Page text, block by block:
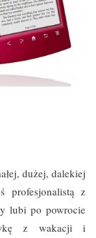
dużej, dalekiej
profesjonalistą z
lubi po powrocie
z wakacji i